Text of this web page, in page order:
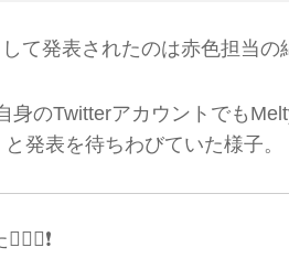
て発表されたのは赤色担当の
身のTwitterアカウントでも
発表を待ちわびていた様子。